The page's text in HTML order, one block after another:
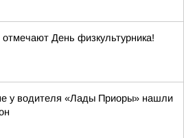
День физкультурника!
у водителя «Лады Приоры» нашли